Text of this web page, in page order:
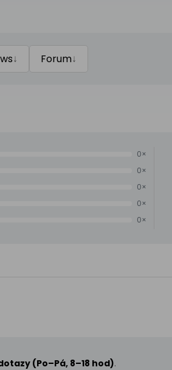
↓ Forum↓
0×
0×
0×
0×
0×
(Po–Pá, 8–18 hod).